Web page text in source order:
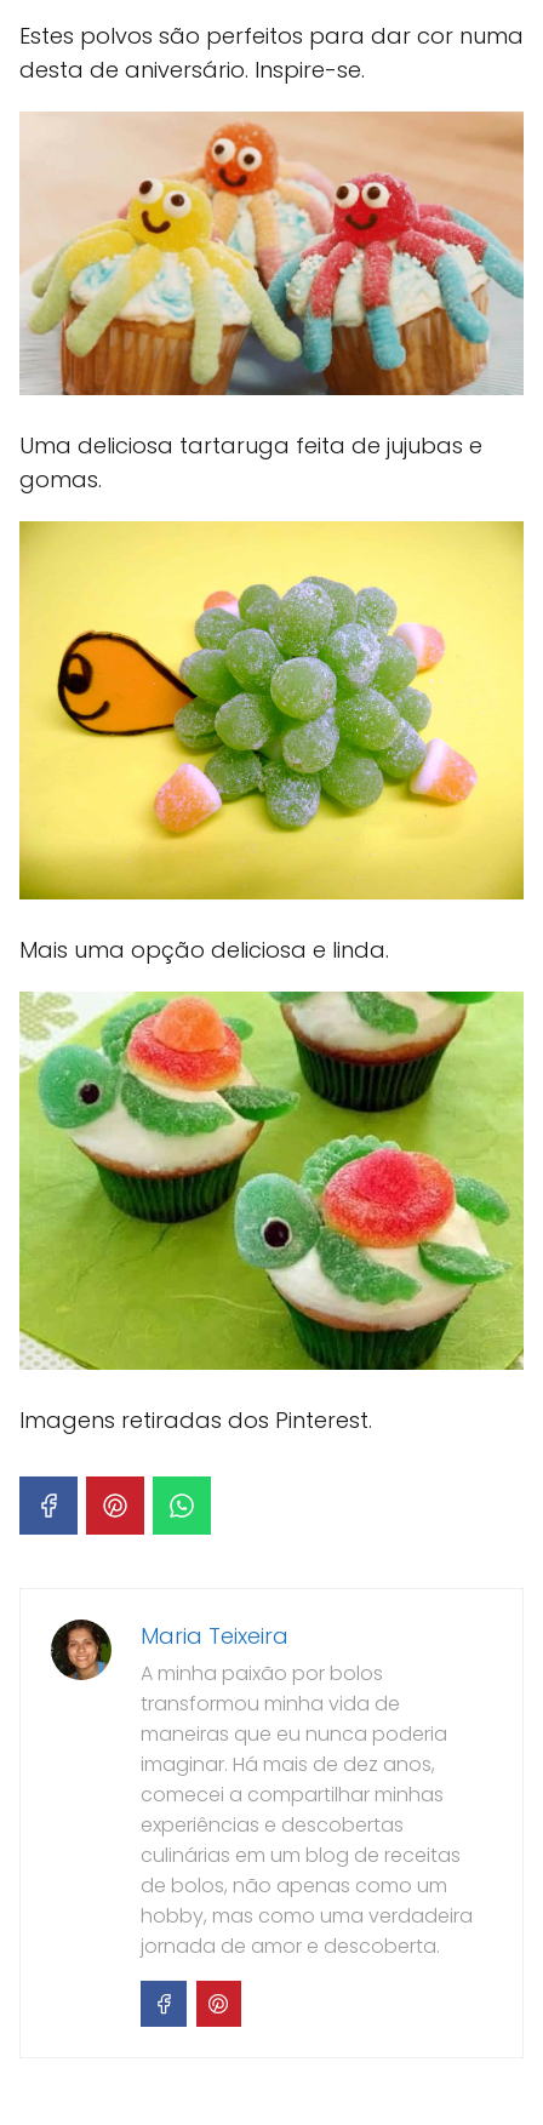
Estes polvos são perfeitos para dar cor numa
desta de aniversário. Inspire-se.
Uma deliciosa tartaruga feita de jujubas e
gomas.
Mais uma opção deliciosa e linda.
Imagens retiradas dos Pinterest.
Maria Teixeira
A minha paixão por bolos
transformou minha vida de
maneiras que eu nunca poderia
imaginar. Há mais de dez anos,
comecei a compartilhar minhas
experiências e descobertas
culinárias em um blog de receitas
de bolos, não apenas como um
hobby, mas como uma verdadeira
jornada de amor e descoberta.